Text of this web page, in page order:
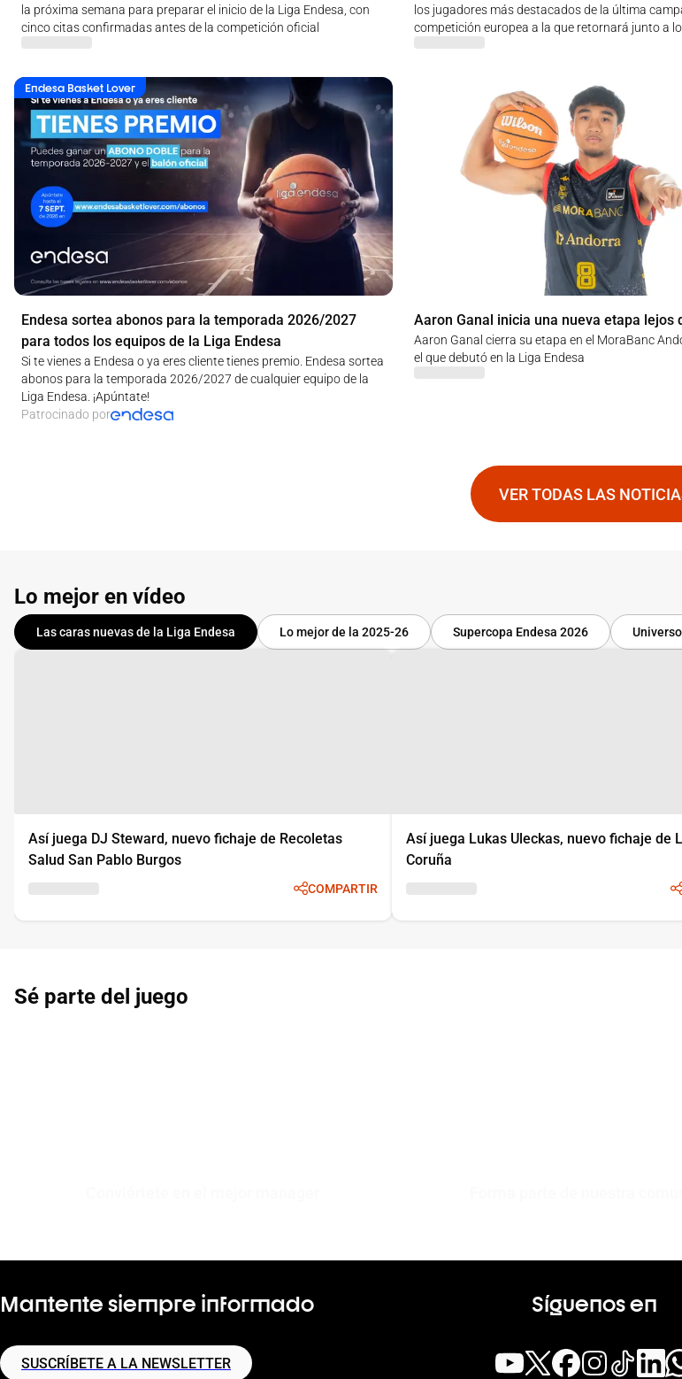
la próxima semana para preparar el inicio de la Liga Endesa, con
cinco citas confirmadas antes de la competición oficial
los jugadores más destacados de la última
competición europea a la que retornará junto a
Endesa Basket Lover
Endesa sortea abonos para la temporada 2026/2027
para todos los equipos de la Liga Endesa
Si te vienes a Endesa o ya eres cliente tienes premio. Endesa sortea
abonos para la temporada 2026/2027 de cualquier equipo de la
Liga Endesa. ¡Apúntate!
Patrocinado por
Aaron Ganal inicia una nueva etapa lejos
Aaron Ganal cierra su etapa en el MoraBanc
el que debutó en la Liga Endesa
VER TODAS LAS
Lo mejor en vídeo
Las caras nuevas de la Liga Endesa Lo mejor de la 2025-26 Supercopa Endesa 2026
Así juega DJ Steward, nuevo fichaje de Recoletas
Salud San Pablo Burgos
COMPARTIR
Así juega Lukas Uleckas, nuevo fichaje de
Coruña
Sé parte del juego
Mantente siempre informado
SUSCRÍBETE A LA NEWSLETTER
Síguenos en